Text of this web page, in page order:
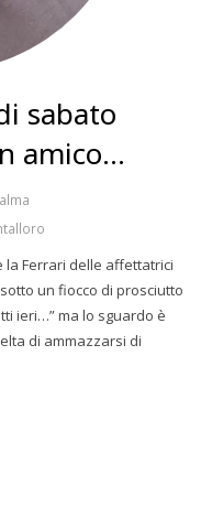
sabato
amico…
Ferrari delle affettatrici
un fiocco di prosciutto
ieri…” ma lo sguardo è
di ammazzarsi di